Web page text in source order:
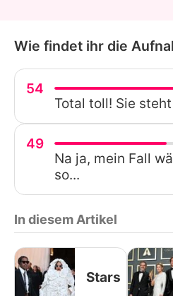
Wie findet ihr die
54
Total toll! Sie
49
Na ja, mein Fall
so...
In diesem Artikel
Stars